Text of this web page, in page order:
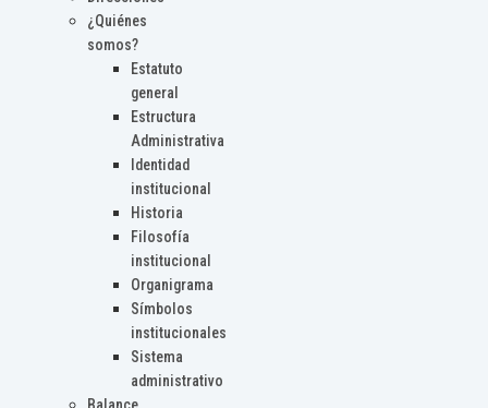
¿Quiénes
somos?
Estatuto
general
Estructura
Administrativa
Identidad
institucional
Historia
Filosofía
institucional
Organigrama
Símbolos
institucionales
Sistema
administrativo